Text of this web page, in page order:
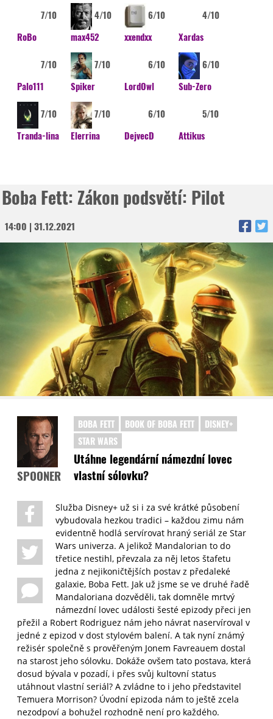
7/10
RoBo
4/10
max452
6/10
xxendxx
4/10
Xardas
7/10
Palo111
7/10
Spiker
6/10
LordOwl
6/10
Sub-Zero
7/10
Tranda-lina
7/10
Elerrina
6/10
DejvecD
5/10
Attikus
Boba Fett: Zákon podsvětí: Pilot
14:00 | 31.12.2021
SPOONER
BOBA FETT BOOK OF BOBA FETT
DISNEY+
STAR WARS
Utáhne legendární námezdní lovec
vlastní sólovku?
Služba Disney+ už si i za své krátké působení
vybudovala hezkou tradici – každou zimu nám
evidentně hodlá servírovat hraný seriál ze Star
Wars univerza. A jelikož Mandalorian to do
třetice nestihl, převzala za něj letos štafetu
jedna z nejikoničtějších postav z předaleké
galaxie, Boba Fett. Jak už jsme se ve druhé řadě
Mandaloriana dozvěděli, tak domněle mrtvý
námezdní lovec události šesté epizody přeci jen
přežil a Robert Rodriguez nám jeho návrat naservíroval v
jedné z epizod v dost stylovém balení. A tak nyní známý
režisér společně s prověřeným Jonem Favreauem dostal
na starost jeho sólovku. Dokáže ovšem tato postava, která
dosud bývala v pozadí, i přes svůj kultovní status
utáhnout vlastní seriál? A zvládne to i jeho představitel
Temuera Morrison? Úvodní epizoda nám to ještě zcela
nezodpoví a bohužel rozhodně není pro každého.